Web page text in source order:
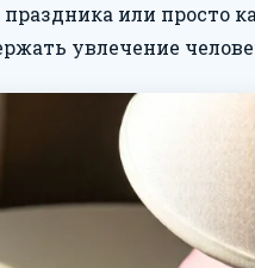
или просто
увлечение